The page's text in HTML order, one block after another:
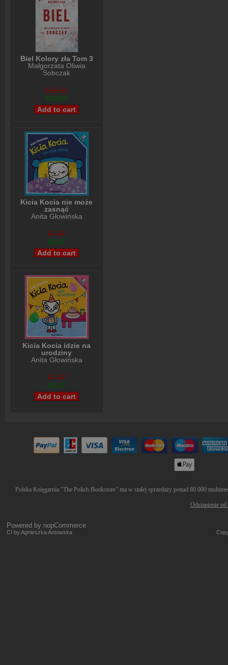
Biel Kolory zła Tom 3
Małgorzata Oliwia
Sobczak
$26,92
$22,94
Kicia Kocia nie może
zasnąć
Anita Głowińska
$7,97
$6,97
Kicia Kocia idzie na
urodziny
Anita Głowińska
$7,97
$6,97
Polska Księgarnia "The Polish Bookstore" ma w stałej sprzedaży ponad 80.000
Odstąpienie
Powered by nopCommerce
CI by Agnieszka Antowska